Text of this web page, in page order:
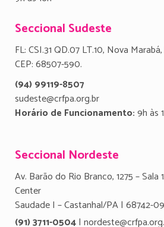
Seccional Sudeste
FL: CSI.31 QD.07 LT.10, Nova
CEP: 68507-590.
(94) 99119-8507
sudeste@crfpa.org.br
Horário de Funcionamento:9h às
Seccional Nordeste
Av. Barão do Rio Branco, 1275 –
Center
Saudade I – Castanhal/PA | 68742-
(91) 3711-0504|